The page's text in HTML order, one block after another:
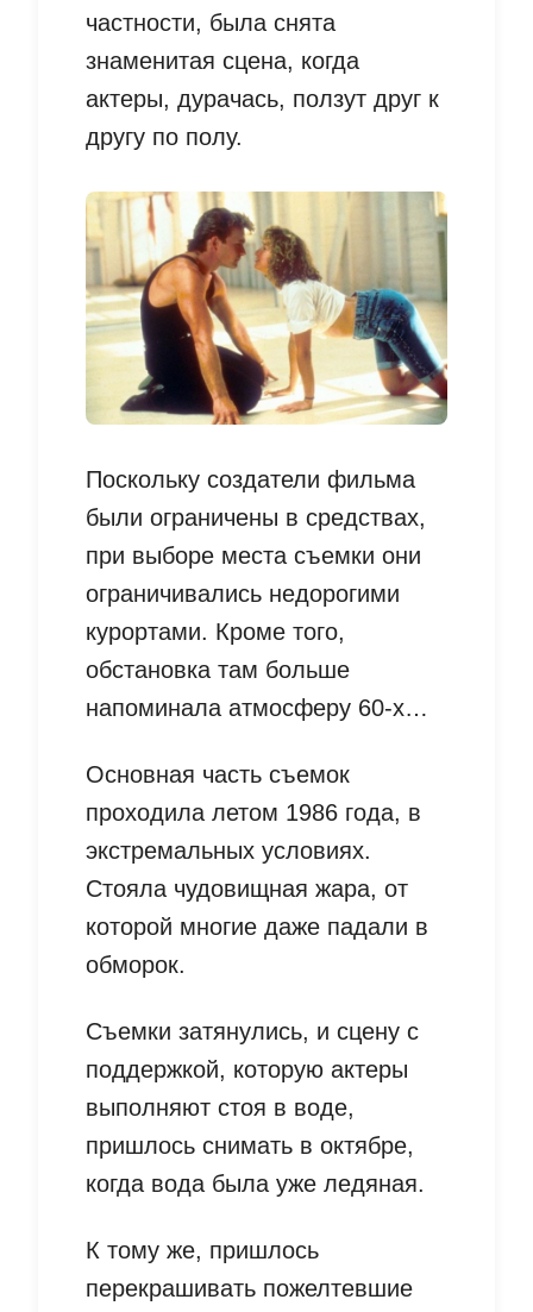
частности, была снята
знаменитая сцена, когда
актеры, дурачась, ползут друг к
другу по полу.
Поскольку создатели фильма
были ограничены в средствах,
при выборе места съемки они
ограничивались недорогими
курортами. Кроме того,
обстановка там больше
напоминала атмосферу 60-х…
Основная часть съемок
проходила летом 1986 года, в
экстремальных условиях.
Стояла чудовищная жара, от
которой многие даже падали в
обморок.
Съемки затянулись, и сцену с
поддержкой, которую актеры
выполняют стоя в воде,
пришлось снимать в октябре,
когда вода была уже ледяная.
К тому же, пришлось
перекрашивать пожелтевшие